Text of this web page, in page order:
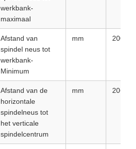
werkbank-
maximaal
Afstand van
spindel neus tot
werkbank-
Minimum
mm 200
Afstand van de
horizontale
spindelneus tot
het verticale
spindelcentrum
mm 206